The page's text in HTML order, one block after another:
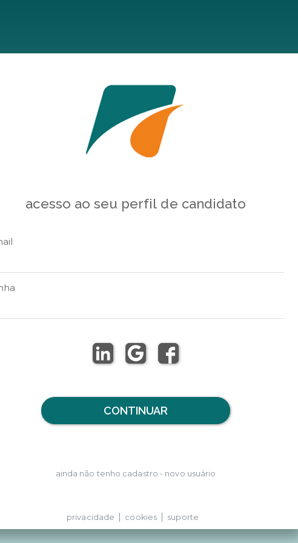
acesso ao seu perfil de candidato
CONTINUAR
ainda não tenho cadastro - novo usuário
privacidade cookies suporte